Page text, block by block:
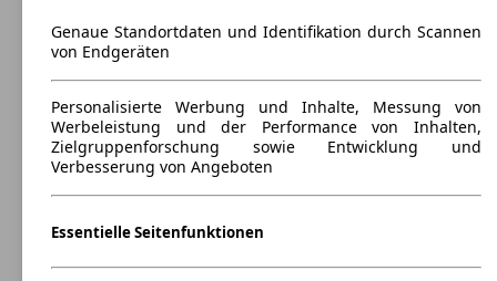
Maße (L/B/H):
ab 4077 x 1751 x 1604 mm
Leistung:
63 KW (85 PS)
Türen:
5
Sitze:
318 - 1386 Liter
575 - 750 kg
Genaue Standortdaten und Identifikation durch Scannen
von Endgeräten
Personalisierte Werbung und Inhalte, Messung von
Werbeleistung und der Performance von Inhalten,
Zielgruppenforschung sowie Entwicklung und
Verbesserung von Angeboten
Essentielle Seitenfunktionen